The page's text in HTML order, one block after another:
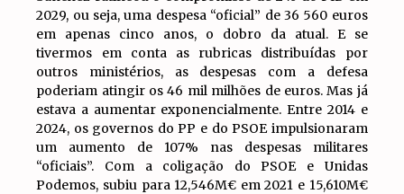
2029, ou seja, uma despesa “oficial” de 36 560 euros
em apenas cinco anos, o dobro da atual. E se
tivermos em conta as rubricas distribuídas por
outros ministérios, as despesas com a defesa
poderiam atingir os 46 mil milhões de euros. Mas já
estava a aumentar exponencialmente. Entre 2014 e
2024, os governos do PP e do PSOE impulsionaram
um aumento de 107% nas despesas militares
“oficiais”. Com a coligação do PSOE e Unidas
Podemos, subiu para 12,546M€ em 2021 e 15,610M€